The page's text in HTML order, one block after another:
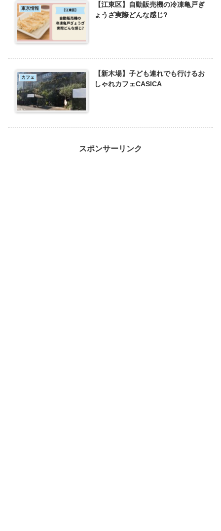
東京情報
【江東区】自動販売機の冷凍亀戸ぎ
ょうざ実際どんな感じ?
カフェ
【新木場】子ども連れでも行けるお
しゃれカフェCASICA
スポンサーリンク